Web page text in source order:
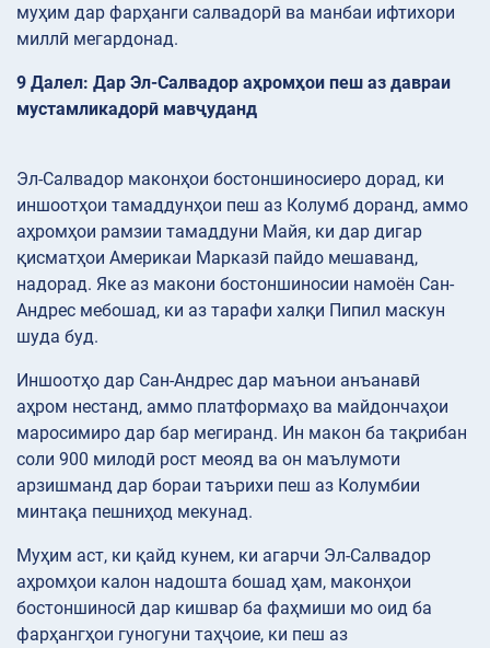
муҳим дар фарҳанги салвадорӣ ва манбаи ифтихори
миллӣ мегардонад.
9 Далел: Дар Эл-Салвадор аҳромҳои пеш аз давраи
мустамликадорӣ мавҷуданд
Эл-Салвадор маконҳои бостоншиносиеро дорад, ки
иншоотҳои тамаддунҳои пеш аз Колумб доранд, аммо
аҳромҳои рамзии тамаддуни Майя, ки дар дигар
қисматҳои Америкаи Марказӣ пайдо мешаванд,
надорад. Яке аз макони бостоншиносии намоён Сан-
Андрес мебошад, ки аз тарафи халқи Пипил маскун
шуда буд.
Иншоотҳо дар Сан-Андрес дар маънои анъанавӣ
аҳром нестанд, аммо платформаҳо ва майдончаҳои
маросимиро дар бар мегиранд. Ин макон ба тақрибан
соли 900 милодӣ рост меояд ва он маълумоти
арзишманд дар бораи таърихи пеш аз Колумбии
минтақа пешниҳод мекунад.
Муҳим аст, ки қайд кунем, ки агарчи Эл-Салвадор
аҳромҳои калон надошта бошад ҳам, маконҳои
бостоншиносӣ дар кишвар ба фаҳмиши мо оид ба
фарҳангҳои гуногуни таҳҷоие, ки пеш аз